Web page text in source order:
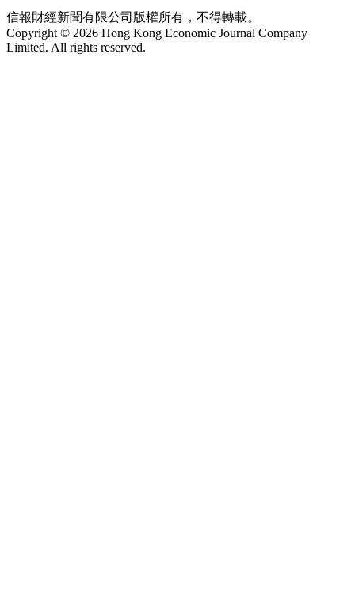
信報財經新聞有限公司版權所有，不得轉載。
Copyright © 2026 Hong Kong Economic Journal Company
Limited. All rights reserved.